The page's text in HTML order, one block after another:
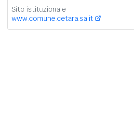
Sito istituzionale
www.comune.cetara.sa.it